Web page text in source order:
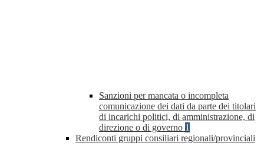
Sanzioni per mancata o incompleta
comunicazione dei dati da parte dei titolari
di incarichi politici, di amministrazione, di
direzione o di governo 1
Rendiconti gruppi consiliari regionali/provinciali